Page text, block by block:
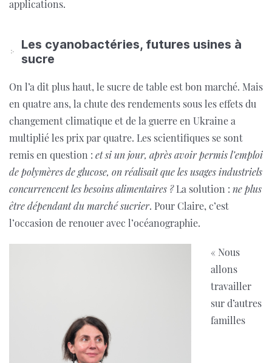
applications.
Les cyanobactéries, futures usines à
sucre
On l’a dit plus haut, le sucre de table est bon marché. Mais
en quatre ans, la chute des rendements sous les effets du
changement climatique et de la guerre en Ukraine a
multiplié les prix par quatre. Les scientifiques se sont
remis en question : et si un jour, après avoir permis l’emploi
de polymères de glucose, on réalisait que les usages industriels
concurrencent les besoins alimentaires ?La solution : ne plus
être dépendant du marché sucrier. Pour Claire, c’est
l’occasion de renouer avec l’océanographie.
« Nous
allons
travailler
sur d’autres
familles